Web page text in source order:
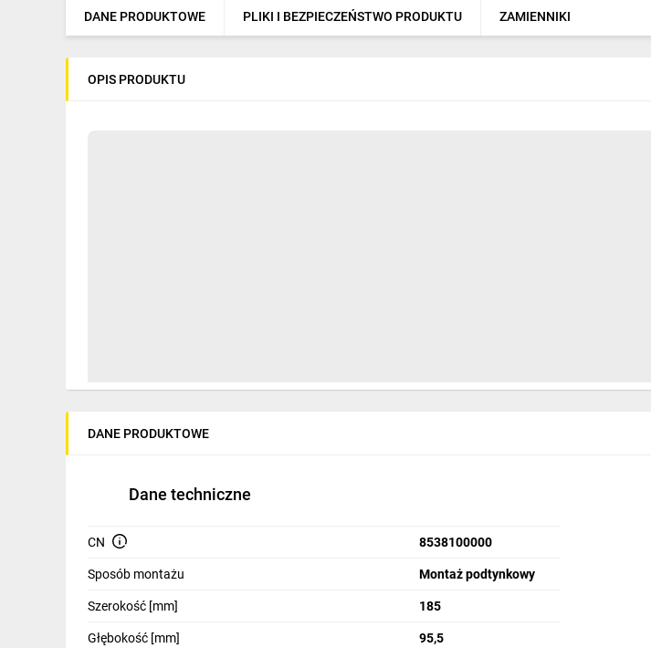
Elektronarzędzia i mierniki
Elektromobilność
Wentylacja i rekuperacja
DANE PRODUKTOWE PLIKI I BEZPIECZEŃSTWO PRODUKTU ZAMIENNIKI
OPIS PRODUKTU
DANE PRODUKTOWE
Dane techniczne
CN 8538100000
Sposób montażu Montaż podtynkowy
Szerokość [mm] 185
Głębokość [mm] 95,5